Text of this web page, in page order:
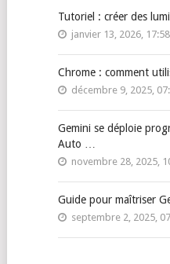
Tutoriel : créer des
janvier 13, 2026, 17:58
Chrome : comment
décembre 9, 2025,
Gemini se déploie
Auto …
novembre 28, 2025,
Guide pour maîtriser
septembre 2, 2025,